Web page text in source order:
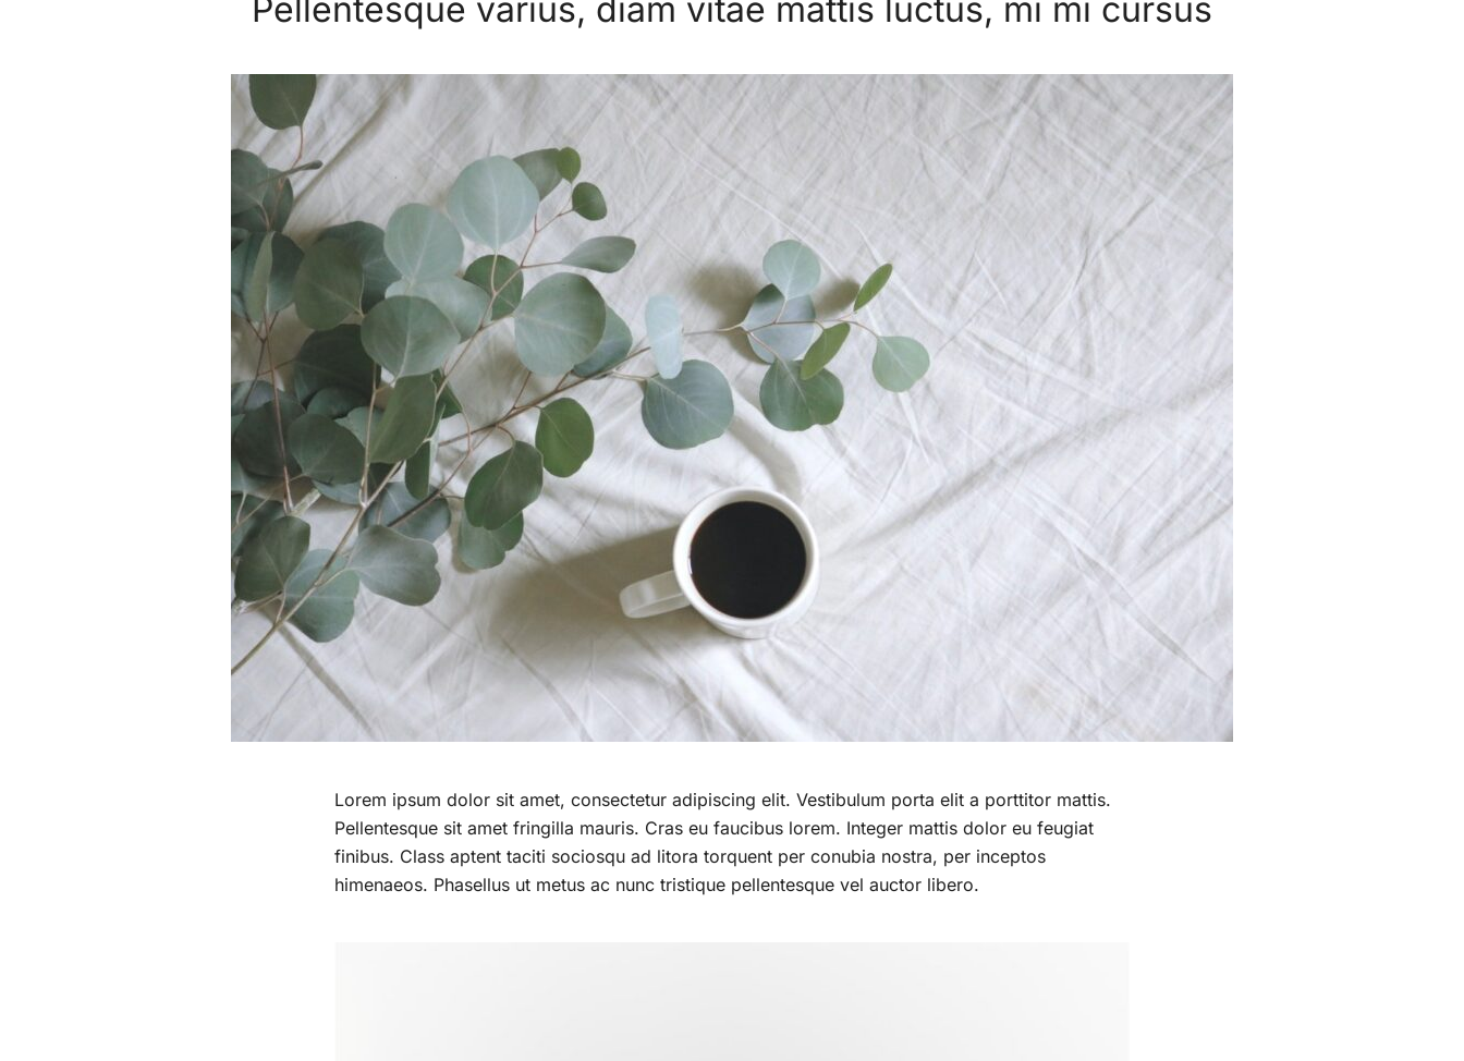
Pellentesque varius, diam vitae mattis luctus, mi mi cursus
Lorem ipsum dolor sit amet, consectetur adipiscing elit. Vestibulum porta elit a porttitor mattis.
Pellentesque sit amet fringilla mauris. Cras eu faucibus lorem. Integer mattis dolor eu feugiat
finibus. Class aptent taciti sociosqu ad litora torquent per conubia nostra, per inceptos
himenaeos. Phasellus ut metus ac nunc tristique pellentesque vel auctor libero.